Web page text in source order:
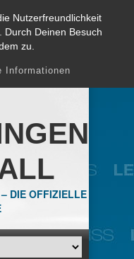
Nutzerfreundlichkeit
Durch Deinen Besuch
zu.
Informationen
DIE OFFIZIELLE